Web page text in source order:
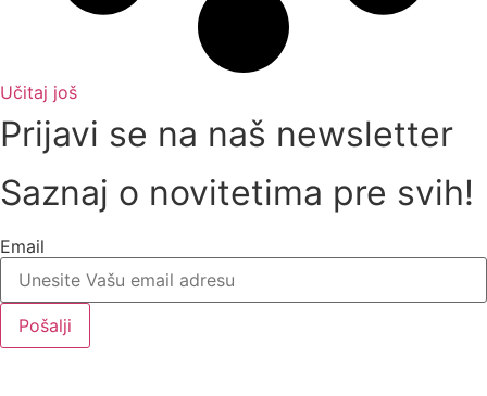
Učitaj još
Prijavi se na naš newsletter
Saznaj o novitetima pre svih!
Email
Pošalji